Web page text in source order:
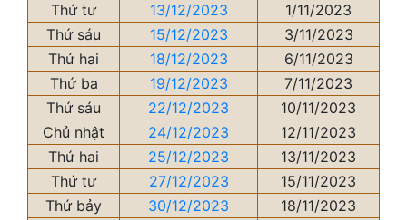
Thứ tư
13/12/2023
1/11/2023
Thứ sáu
15/12/2023
3/11/2023
Thứ hai
18/12/2023
6/11/2023
Thứ ba
19/12/2023
7/11/2023
Thứ sáu
22/12/2023
10/11/2023
Chủ nhật
24/12/2023
12/11/2023
Thứ hai
25/12/2023
13/11/2023
Thứ tư
27/12/2023
15/11/2023
Thứ bảy
30/12/2023
18/11/2023